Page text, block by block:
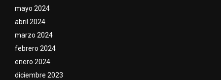
mayo 2024
abril 2024
marzo 2024
febrero 2024
enero 2024
diciembre 2023